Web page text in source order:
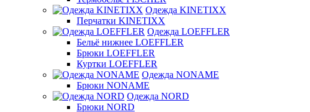
Одежда KINETIXX
Перчатки KINETIXX
Одежда LOEFFLER
Бельё нижнее LOEFFLER
Брюки LOEFFLER
Куртки LOEFFLER
Одежда NONAME
Брюки NONAME
Одежда NORD
Брюки NORD